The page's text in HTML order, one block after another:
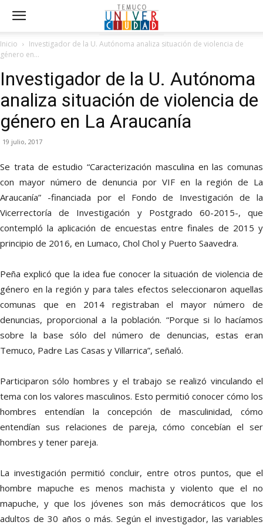
Inicio
Investigador de la U. Autónoma analiza situación de violencia de
género en...
Investigador de la U. Autónoma
analiza situación de violencia de
género en La Araucanía
19 julio, 2017
Se trata de estudio “Caracterización masculina en las comunas
con mayor número de denuncia por VIF en la región de La
Araucanía” -financiada por el Fondo de Investigación de la
Vicerrectoría de Investigación y Postgrado 60-2015-, que
contempló la aplicación de encuestas entre finales de 2015 y
principio de 2016, en Lumaco, Chol Chol y Puerto Saavedra.
Peña explicó que la idea fue conocer la situación de violencia de
género en la región y para tales efectos seleccionaron aquellas
comunas que en 2014 registraban el mayor número de
denuncias, proporcional a la población. “Porque si lo hacíamos
sobre la base sólo del número de denuncias, estas eran
Temuco, Padre Las Casas y Villarrica”, señaló.
Participaron sólo hombres y el trabajo se realizó vinculando el
tema con los valores masculinos. Esto permitió conocer cómo los
hombres entendían la concepción de masculinidad, cómo
entendían sus relaciones de pareja, cómo concebían el ser
hombres y tener pareja.
La investigación permitió concluir, entre otros puntos, que el
hombre mapuche es menos machista y violento que el no
mapuche, y que los jóvenes son más democráticos que los
adultos de 30 años o más. Según el investigador, las variables